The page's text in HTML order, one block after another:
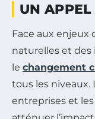
UN APPEL
Face aux enjeux
naturelles et des
le changement
tous les niveaux.
entreprises et